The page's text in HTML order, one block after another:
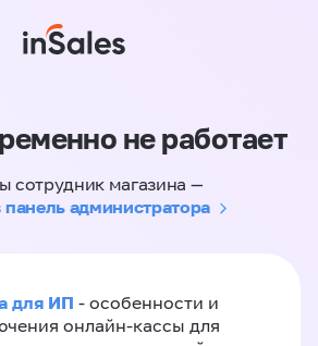
не работает
сотрудник магазина —
панель администратора
для ИП - особенности и
онлайн-кассы для